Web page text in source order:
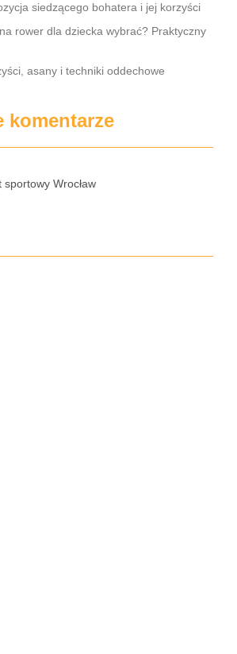
siedzącego bohatera i jej korzyści
rower dla dziecka wybrać? Praktyczny
asany i techniki oddechowe
komentarze
Wrocław